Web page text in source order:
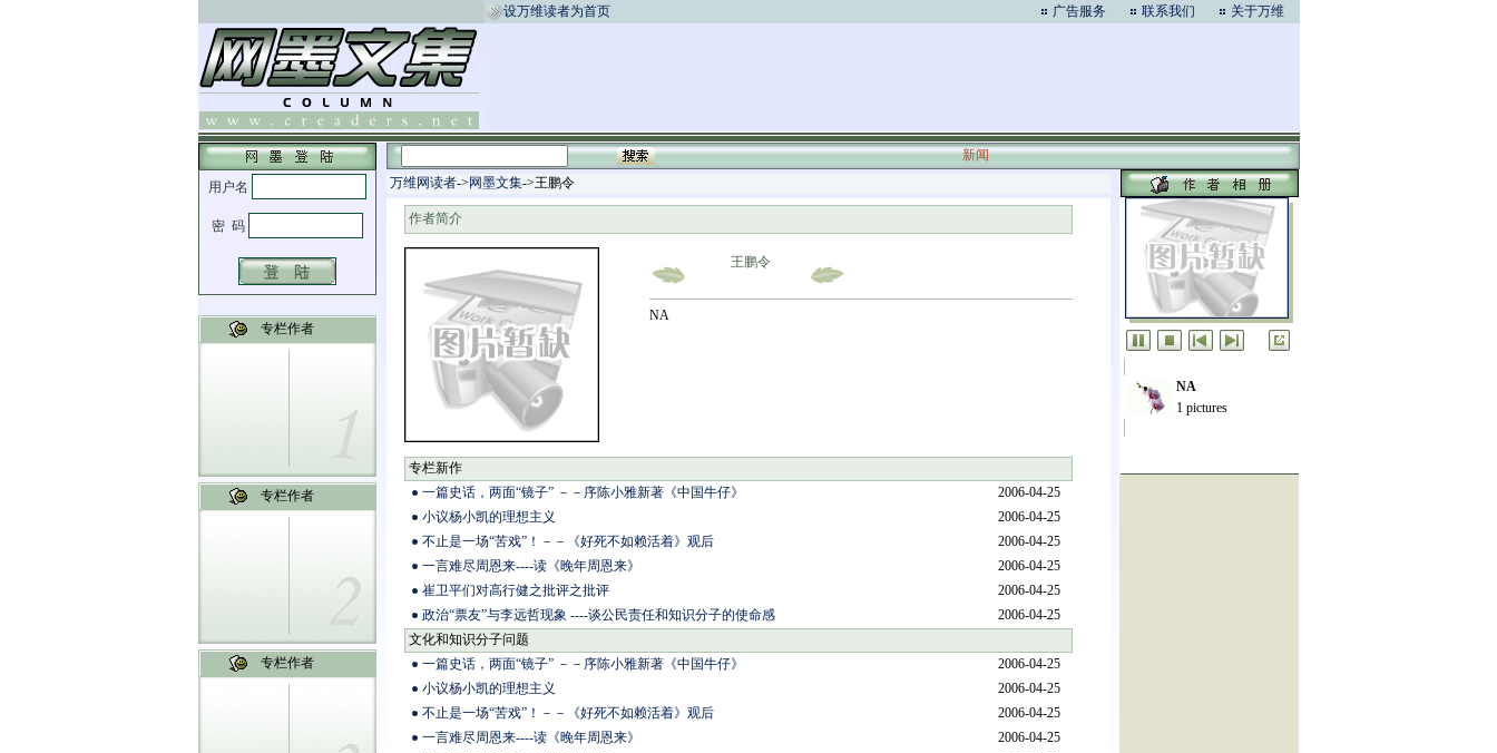
设万维读者为首页 广告服务 联系我们 关于万维
专栏作者
专栏作者
专栏作者
新闻
万维网读者-> 网墨文集->王鹏令
NA
1 pictures
作者简介
王鹏令
NA
专栏新作
一篇史话，两面“镜子” －－序陈小雅新著《中国牛仔》
2006-04-25
小议杨小凯的理想主义
2006-04-25
不止是一场“苦戏”！－－《好死不如赖活着》观后
2006-04-25
一言难尽周恩来----读《晚年周恩来》
2006-04-25
崔卫平们对高行健之批评之批评
2006-04-25
政治“票友”与李远哲现象 ----谈公民责任和知识分子的使命感
2006-04-25
文化和知识分子问题
一篇史话，两面“镜子” －－序陈小雅新著《中国牛仔》
2006-04-25
小议杨小凯的理想主义
2006-04-25
不止是一场“苦戏”！－－《好死不如赖活着》观后
2006-04-25
一言难尽周恩来----读《晚年周恩来》
2006-04-25